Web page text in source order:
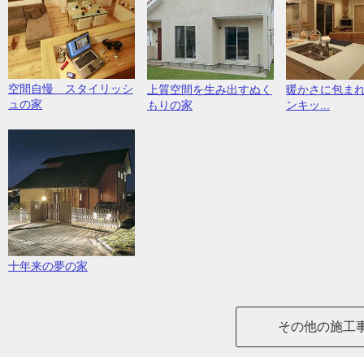
空間自慢 スタイリッシ
ュの家
上質空間を生み出すぬく
もりの家
暖かさに包ま
ンキッ...
十年来の夢の家
その他の施工